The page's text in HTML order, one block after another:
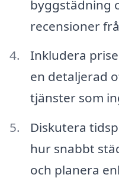
byggstädning
recensioner
Inkludera
en detaljerad
tjänster som
Diskutera
hur snabbt
och planera